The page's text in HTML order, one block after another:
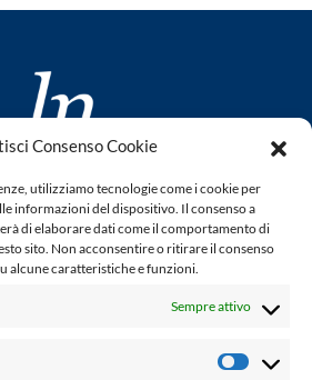
Consenso Cookie
utilizziamo tecnologie come i cookie per
informazioni del dispositivo. Il consenso a
di elaborare dati come il comportamento di
sito. Non acconsentire o ritirare il consenso
alcune caratteristiche e funzioni.
Sempre attivo
da Romano Luperini
una testata giornalistica in
senza alcuna periodicità. Non può
L'autore non è responsabile per